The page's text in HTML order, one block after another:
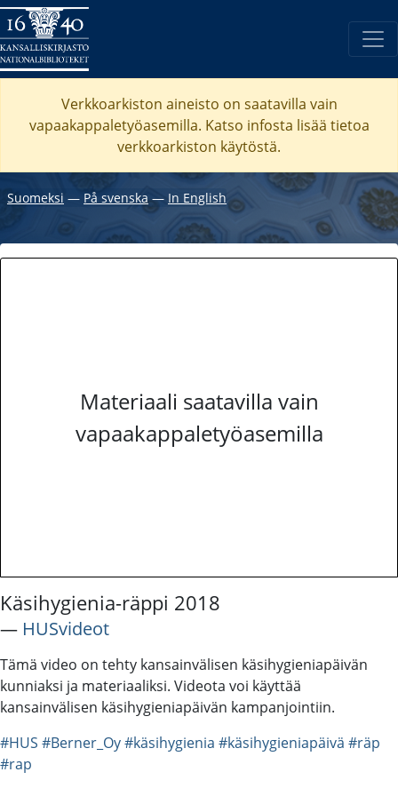
Verkkoarkiston aineisto on saatavilla vain
vapaakappaletyöasemilla. Katso infosta lisää tietoa
verkkoarkiston käytöstä.
Suomeksi ― På svenska― In English
Materiaali saatavilla vain
vapaakappaletyöasemilla
Käsihygienia-räppi 2018
― HUSvideot
Tämä video on tehty kansainvälisen käsihygieniapäivän
kunniaksi ja materiaaliksi. Videota voi käyttää
kansainvälisen käsihygieniapäivän kampanjointiin.
#HUS #Berner_Oy#käsihygienia #käsihygieniapäivä #räp
#rap